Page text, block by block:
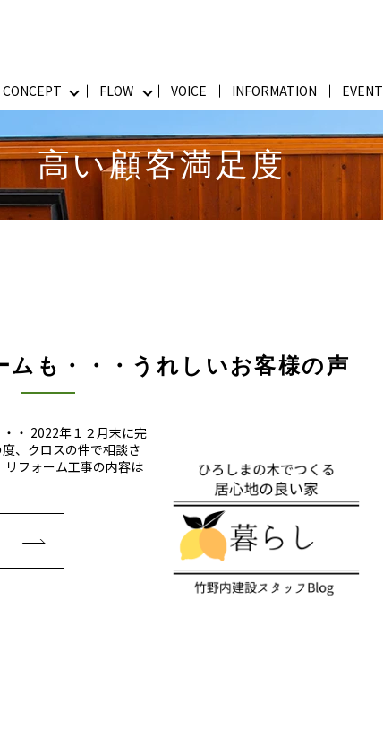
CONCEPT FLOW VOICE INFORMATION EVENT
高い顧客満足度
ムも・・・うれしいお客様の声
・ 2022年１２月末に完
、クロスの件で相談さ
フォーム工事の内容は